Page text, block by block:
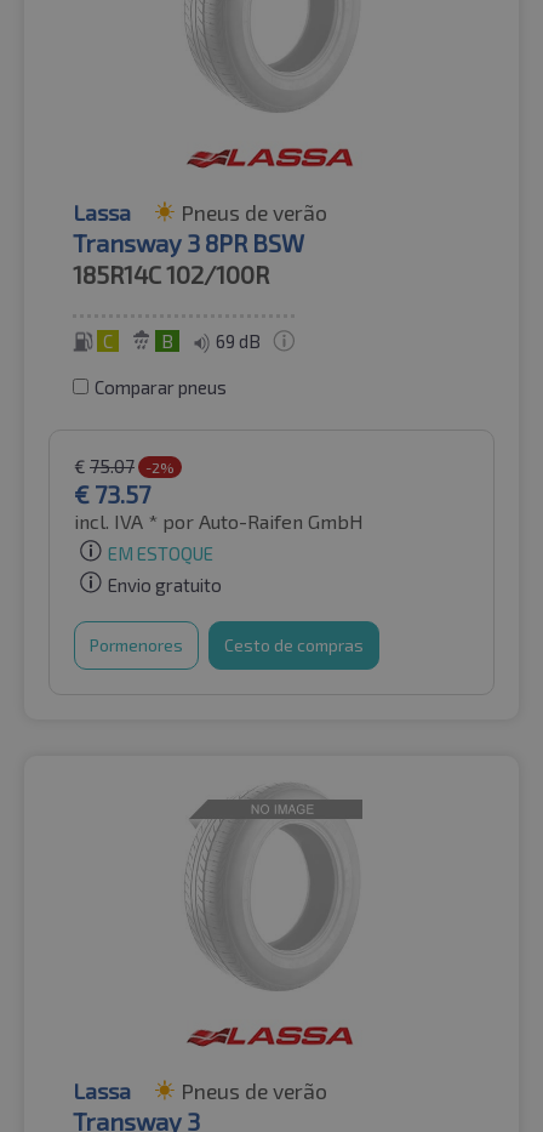
Lassa Pneus de verão
Transway 3 8PR BSW
185R14C102/100R
C B 69 dB
Comparar pneus
€ 75.07 -2%
€ 73.57
incl. IVA * por Auto-Raifen GmbH
EM ESTOQUE
Envio gratuito
Pormenores Cesto de compras
Lassa Pneus de verão
Transway 3